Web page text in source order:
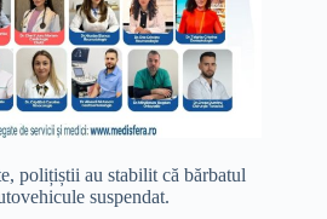
polițiștii au stabilit că bărbatul
suspendat.